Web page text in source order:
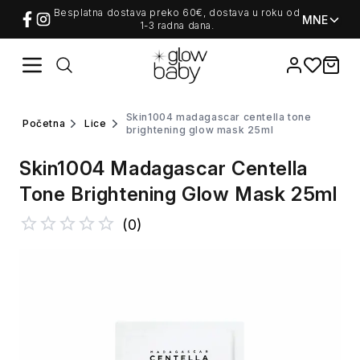
Besplatna dostava preko 60€, dostava u roku od
1-3 radna dana.
MNE
Favorites
items
početna lice
skin1004 madagascar centella tone
brightening glow mask 25ml
Skin1004 Madagascar Centella
Tone Brightening Glow Mask 25ml
(0)